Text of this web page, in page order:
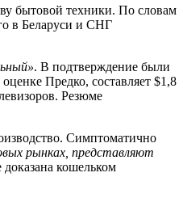
бытовой техники. По словам
в Беларуси и СНГ
. В подтверждение были
Предко, составляет $1,8
Резюме
Симптоматично
рынках, представляют
кошельком